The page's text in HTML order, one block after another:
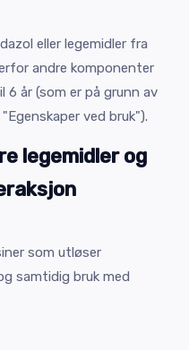
eller legemidler fra
andre komponenter
6 år (som er på grunn av
ved bruk").
legemidler og
som utløser
samtidig bruk med